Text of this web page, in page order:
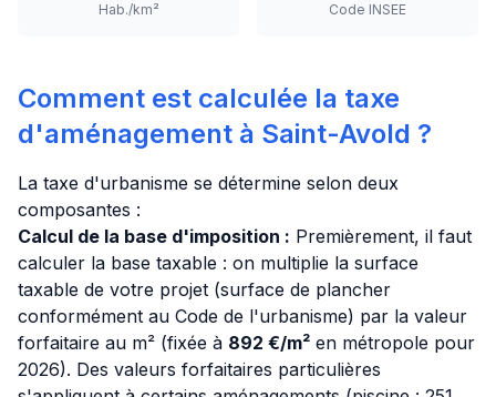
Hab./km² Code INSEE
Comment est calculée la taxe
d'aménagement à Saint-Avold ?
La taxe d'urbanisme se détermine selon deux
composantes :
Calcul de la base d'imposition : Premièrement, il faut
calculer la base taxable : on multiplie la surface
taxable de votre projet (surface de plancher
conformément au Code de l'urbanisme) par la valeur
forfaitaire au m² (fixée à 892 €/m² en métropole pour
2026). Des valeurs forfaitaires particulières